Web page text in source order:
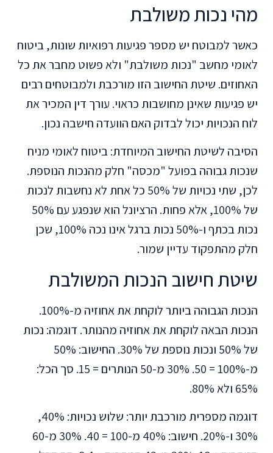
מהי נכות משולבת
כאשר למבוטח יש מספר פגיעות רפואיות שונות, ביטוח
לאומי מחשב "נכות משולבת" ולא פשוט מחבר את כל
האחוזים. שיטת החישוב הזו מורכבת ולמבוטחים רבים
יש פגיעות שאינן מחושבות כראוי. עורך דין המכיר את
לוח הנכויות יכול לבדוק האם הוועדה חישבה נכון.
הסיבה לשיטת החישוב המיוחדת: ביטוח לאומי מניח
שנכות גבוהה בפועל "מכסה" חלק מהנכות הנוספת.
לכן, שתי נכויות של 50% כל אחת לא נחשבות לנכות
של 100%, אלא פחות. הרציונל הוא שנפגע עם 50%
נכות בכתף ו-50% נכות ברגל אינו נכה 100%, שכן
חלק מהתפקוד עדיין שמור.
שיטת חישוב הנכות המשולבת
הנכות הגבוהה ביותר לוקחת את אחוזיה מ-100%.
הנכות הבאה לוקחת את אחוזיה מהנותר. דוגמה: נכות
של 50% ונכות נוספת של 30%. החישוב: 50%
מ-100% = 50. 30% מ-50 הנותרים = 15. סך הכל:
65% ולא 80%.
דוגמה מספרית מורכבת יותר: שלוש נכויות: 40%,
30% ו-20%. חישוב: 40% מ-100 = 40. 30% מ-60